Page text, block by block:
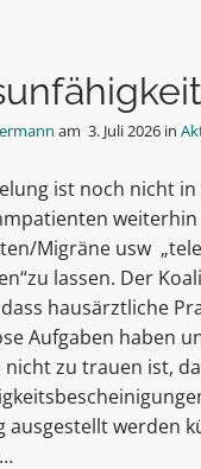
am 3. Juli 2026 in
ist noch nicht
Migräne usw
lassen. Der
hausärztliche
Aufgaben haben
zu trauen ist,
ausgestellt werden